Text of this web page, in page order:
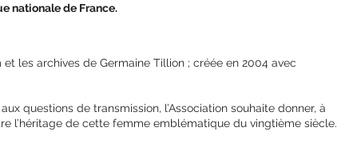
nationale de France.
les archives de Germaine Tillion ; créée en 2004 avec
questions de transmission, l’Association souhaite donner, à
l’héritage de cette femme emblématique du vingtième siècle.